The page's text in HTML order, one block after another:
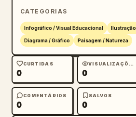
CATEGORIAS
Infográfico / Visual Educacional Ilustração
Diagrama / Gráfico Paisagem / Natureza
CURTIDAS
0
VISUALIZAÇÕES
0
COMENTÁRIOS
0
SALVOS
0